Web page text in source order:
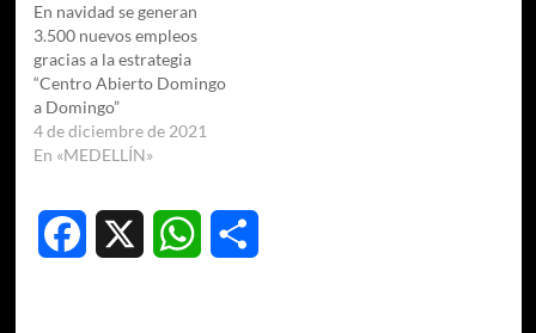
En navidad se generan
3.500 nuevos empleos
gracias a la estrategia
“Centro Abierto Domingo
a Domingo”
4 de diciembre de 2021
En «MEDELLÍN»
Facebook WhatsApp